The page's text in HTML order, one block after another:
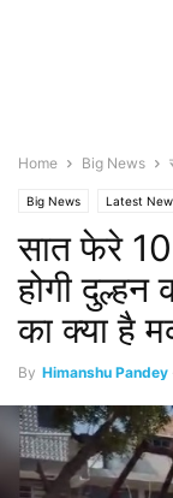
Home Big News
Big News Latest
सात फेरे
होगी दुल्हन
का क्या है
By Himanshu Pandey